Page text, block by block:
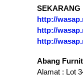
SEKARANG
http://
http://
http://
Abang
Alamat : Lot